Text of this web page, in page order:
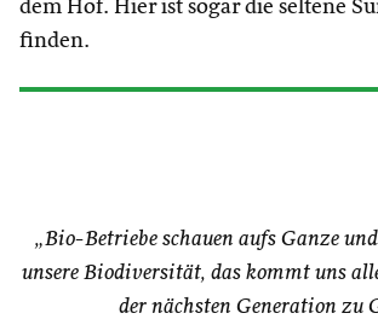
dem Hof. Hier ist sogar die seltene
finden.
„Bio-Betriebe schauen aufs Ganze
unsere Biodiversität, das kommt uns
der nächsten Generation zu